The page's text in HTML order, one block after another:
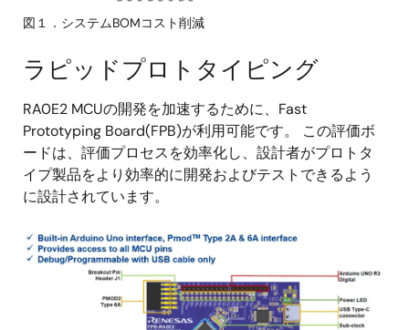
図１．システムBOMコスト削減
ラピッドプロトタイピング
RA0E2 MCUの開発を加速するために、Fast
Prototyping Board(FPB)が利用可能です。 この評価ボ
ードは、評価プロセスを効率化し、設計者がプロトタ
イプ製品をより効率的に開発およびテストできるよう
に設計されています。
画
像